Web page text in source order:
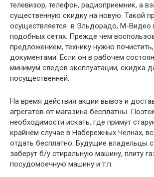
телевизор, телефон, радиоприемник, а
существенную скидку на новую. Такой
осуществляется в Эльдорадо, М-Видео
подобных сетях. Прежде чем
предложением, технику нужно
документами. Если он в рабочем
минимум следов эксплуатации, скидка
посущественней.
На время действия акции вывоз и
агрегатов от магазина бесплатны.
необходимости искать, где примут
крайнем случае в Набережных Челнах,
отдать бесплатно. Будущие владельцы
заберут б/у стиральную машину, плиту
посудомоечную машину и т.п.